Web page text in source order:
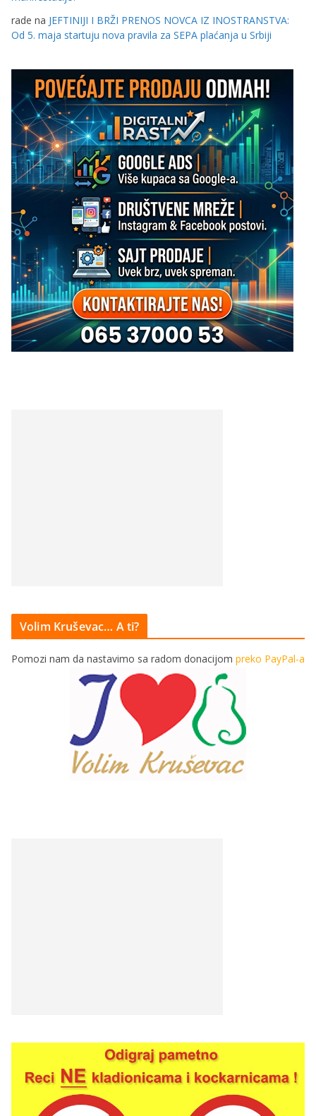
rade na JEFTINIJI I BRŽI PRENOS NOVCA IZ INOSTRANSTVA:
Od 5. maja startuju nova pravila za SEPA plaćanja u Srbiji
Volim Kruševac… A ti?
Pomozi nam da nastavimo sa radom donacijom preko PayPal-a